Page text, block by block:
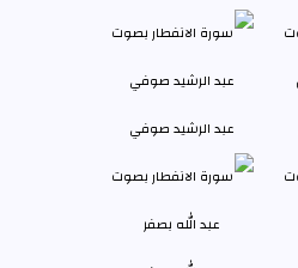
عبد الرشيد صوفي